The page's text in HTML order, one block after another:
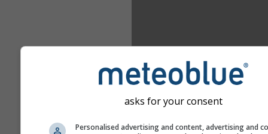
asks for your consent
Personalised advertising and content, advertising and